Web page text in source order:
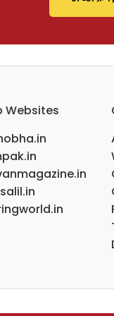
Websites